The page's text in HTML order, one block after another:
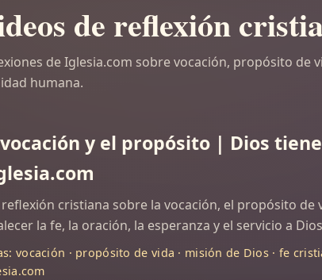
de reflexión
de Iglesia.com sobre vocación, propósito de
humana.
y el propósito | Dios
cristiana sobre la vocación, el propósito
la fe, la oración, la esperanza y el servicio a
vocación · propósito de vida · misión de Dios · fe